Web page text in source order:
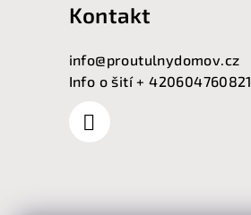
Kontakt
info@proutulnydomov.cz
Info o šití + 420604760821